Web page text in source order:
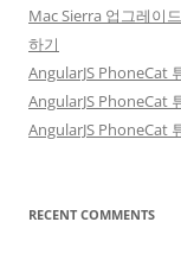
Mac Sierra 업그레이
하기
AngularJS PhoneCat
AngularJS PhoneCat
AngularJS PhoneCat
RECENT COMMENTS